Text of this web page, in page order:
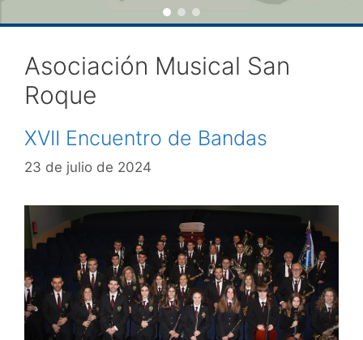
Asociación Musical San
Roque
XVII Encuentro de Bandas
23 de julio de 2024